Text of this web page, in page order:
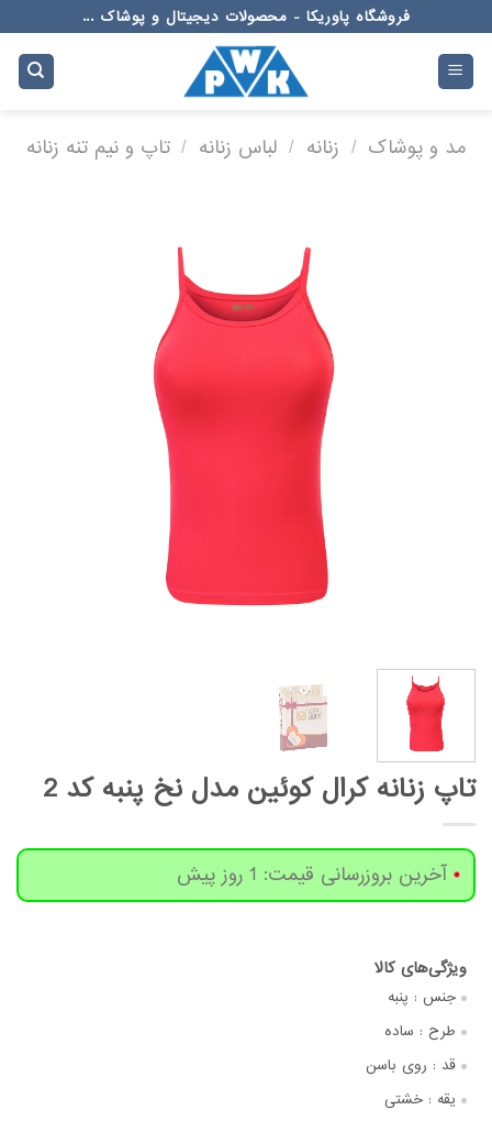
to
content
فروشگاه پاوریکا - محصولات دیجیتال و پوشاک ...
مد و پوشاک / زنانه / لباس زنانه / تاپ و نیم تنه زنانه
تاپ زنانه کرال کوئین مدل نخ پنبه کد 2
آخرین بروزرسانی قیمت: 1 روز پیش
جنس : پنبه
طرح : ساده
قد : روی باسن
یقه : خشتی